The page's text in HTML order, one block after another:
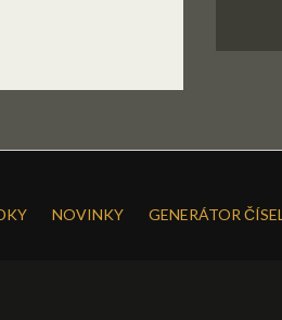
NOVINKY GENERÁTOR ČÍSEL